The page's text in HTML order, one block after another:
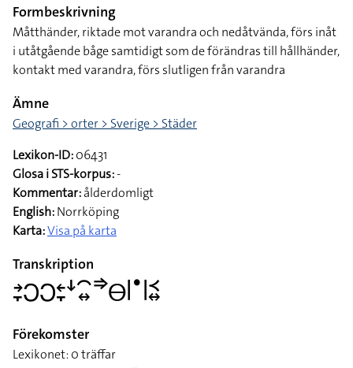
Formbeskrivning
Måtthänder, riktade mot varandra och nedåtvända, förs inåt
i utåtgående båge samtidigt som de förändras till hållhänder,
kontakt med varandra, förs slutligen från varandra
Ämne
Geografi > orter > Sverige > Städer
Lexikon-ID:06431
Glosa i STS-korpus:-
Kommentar:ålderdomligt
English:Norrköping
Karta:Visa på karta
Transkription
􌥔􌥙􌥋􌥋􌥓􌥙􌦄􌥯􌦉􌦆􌤫􌥼􌤟􌥼􌥹􌦉
Förekomster
Lexikonet: 0 träffar